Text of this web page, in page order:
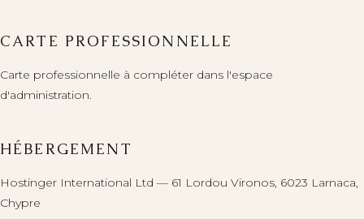
CARTE PROFESSIONNELLE
Carte professionnelle à compléter dans l'espace
d'administration.
HÉBERGEMENT
Hostinger International Ltd — 61 Lordou Vironos, 6023 Larnaca,
Chypre